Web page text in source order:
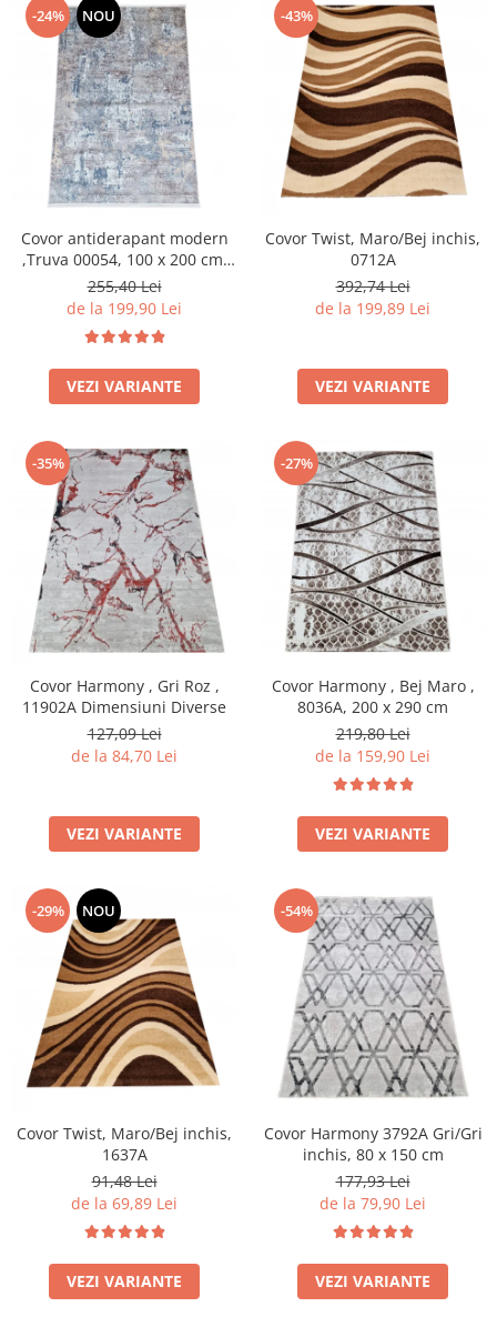
-24% NOU
Covor antiderapant modern
,Truva 00054, 100 x 200 cm,
Gri Bej, Grosime 5mm
255,40 Lei
de la 199,90 Lei
VEZI VARIANTE
-43%
Covor Twist, Maro/Bej inchis,
0712A
392,74 Lei
de la 199,89 Lei
VEZI VARIANTE
-35%
Covor Harmony , Gri Roz ,
11902A Dimensiuni Diverse
127,09 Lei
de la 84,70 Lei
VEZI VARIANTE
-27%
Covor Harmony , Bej Maro ,
8036A, 200 x 290 cm
219,80 Lei
de la 159,90 Lei
VEZI VARIANTE
-29% NOU
Covor Twist, Maro/Bej inchis,
1637A
91,48 Lei
de la 69,89 Lei
VEZI VARIANTE
-54%
Covor Harmony 3792A Gri/Gri
inchis, 80 x 150 cm
177,93 Lei
de la 79,90 Lei
VEZI VARIANTE